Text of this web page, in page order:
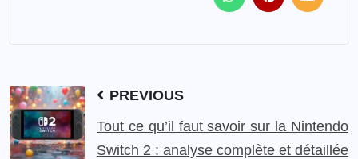
PREVIOUS
Tout ce qu’il faut savoir sur la Nintendo
Switch 2 : analyse complète et détaillée